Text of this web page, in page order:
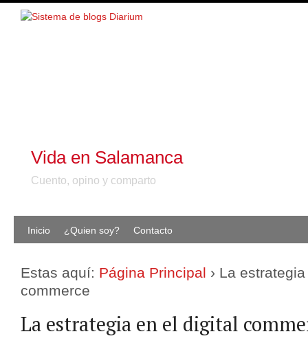
Vida en Salamanca
Cuento, opino y comparto
Inicio ¿Quien soy? Contacto
Estas aquí: Página Principal › La
commerce
La estrategia en el digital